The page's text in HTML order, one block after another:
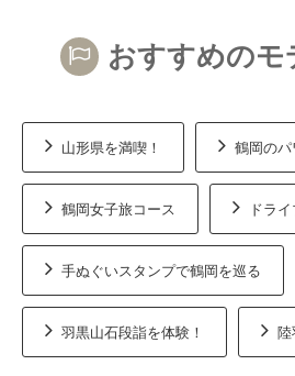
おすすめのモ
山形県を満喫！ 鶴岡のパ
鶴岡女子旅コース ドラ
手ぬぐいスタンプで鶴岡を巡る
羽黒山石段詣を体験！